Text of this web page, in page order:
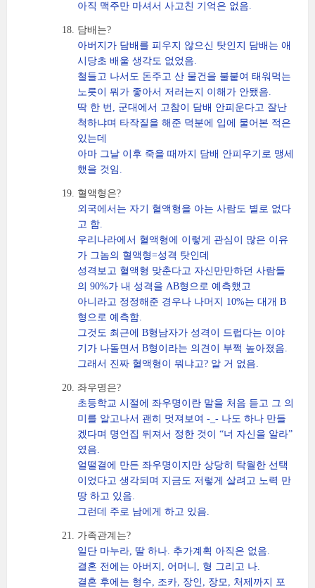
아직 맥주만 마셔서 사고친 기억은 없음.
담배는?
아버지가 담배를 피우지 않으신 탓인지 담배는 애
시당초 배울 생각도 없었음.
철들고 나서도 돈주고 산 물건을 불붙여 태워먹는
노릇이 뭐가 좋아서 저러는지 이해가 안됐음.
딱 한 번, 군대에서 고참이 담배 안피운다고 잘난
척하냐며 타작질을 해준 덕분에 입에 물어본 적은
있는데
아마 그날 이후 죽을 때까지 담배 안피우기로 맹세
했을 것임.
혈액형은?
외국에서는 자기 혈액형을 아는 사람도 별로 없다
고 함.
우리나라에서 혈액형에 이렇게 관심이 많은 이유
가 그놈의 혈액형=성격 탓인데
성격보고 혈액형 맞춘다고 자신만만하던 사람들
의 90%가 내 성격을 AB형으로 예측했고
아니라고 정정해준 경우나 나머지 10%는 대개 B
형으로 예측함.
그것도 최근에 B형남자가 성격이 드럽다는 이야
기가 나돌면서 B형이라는 의견이 부쩍 높아졌음.
그래서 진짜 혈액형이 뭐냐고? 알 거 없음.
좌우명은?
초등학교 시절에 좌우명이란 말을 처음 듣고 그 의
미를 알고나서 괜히 멋져보여 -_- 나도 하나 만들
겠다며 명언집 뒤져서 정한 것이 “너 자신을 알라”
였음.
얼떨결에 만든 좌우명이지만 상당히 탁월한 선택
이었다고 생각되며 지금도 저렇게 살려고 노력 만
땅 하고 있음.
그런데 주로 남에게 하고 있음.
가족관계는?
일단 마누라, 딸 하나. 추가계획 아직은 없음.
결혼 전에는 아버지, 어머니, 형 그리고 나.
결혼 후에는 형수, 조카, 장인, 장모, 처제까지 포